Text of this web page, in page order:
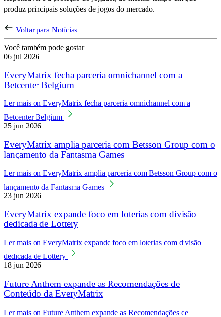
produz principais soluções de jogos do mercado.
Voltar para Notícias
Você também pode gostar
06 jul 2026
EveryMatrix fecha parceria omnichannel com a
Betcenter Belgium
Ler mais on EveryMatrix fecha parceria omnichannel com a
Betcenter Belgium
25 jun 2026
EveryMatrix amplia parceria com Betsson Group com o
lançamento da Fantasma Games
Ler mais on EveryMatrix amplia parceria com Betsson Group com o
lançamento da Fantasma Games
23 jun 2026
EveryMatrix expande foco em loterias com divisão
dedicada de Lottery
Ler mais on EveryMatrix expande foco em loterias com divisão
dedicada de Lottery
18 jun 2026
Future Anthem expande as Recomendações de
Conteúdo da EveryMatrix
Ler mais on Future Anthem expande as Recomendações de